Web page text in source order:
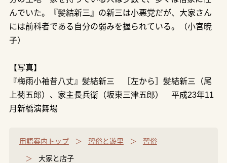
んでいた。『髪結新三』の新三は小悪党だが、大家さん
には前科者である自分の弱みを握られている。（小宮暁
子）
【写真】
『梅雨小袖昔八丈』髪結新三 ［左から］髪結新三（尾
上菊五郎）、家主長兵衛（坂東三津五郎） 平成23年11
月新橋演舞場
用語案内トップ 習俗と遊里 習俗
大家と店子